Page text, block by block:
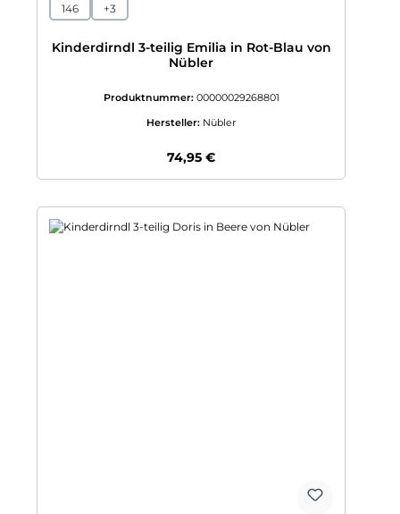
146 +3
Kinderdirndl 3-teilig Emilia in Rot-Blau von
Nübler
Produktnummer: 00000029268801
Hersteller: Nübler
Regulärer Preis:
74,95 €